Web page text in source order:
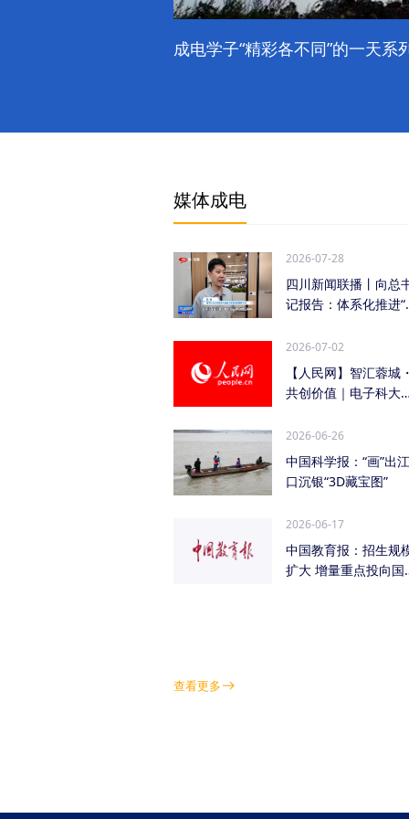
成电学子“精彩各不同”的一天系
媒体成电
2026-07-28
四川新闻联播丨向总
记报告：体系化推进“
2026-07-02
【人民网】智汇蓉城
共创价值｜电子科大
2026-06-26
中国科学报：“画”出江
口沉银“3D藏宝图”
2026-06-17
中国教育报：招生规
扩大 增量重点投向国
查看更多